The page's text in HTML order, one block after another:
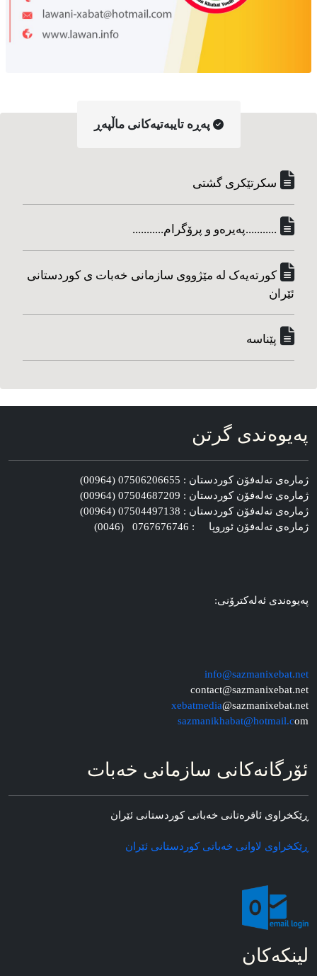
په‌ڕه‌ تایبه‌تیه‌کانی ماڵپه‌ڕ
سکرتێکری گشتی
...........په‌یره‌و و پرۆگرام...........
کورته‌یه‌ک له مێژووی سازمانی خه‌بات ی کوردستانی
ئێران
پێناسه‌
په‌یوه‌ندی گرتن
ژماره‌ی ته‌له‌فۆن کوردستان : 07506206655 (00964)
ژماره‌ی ته‌له‌فۆن کوردستان : 07504687209 (00964)
ژماره‌ی ته‌له‌فۆن کوردستان : 07504497138 (00964)
ژماره‌ی ته‌له‌فۆن ئوروپا : 0767676746 (0046)
په‌یوه‌ندی ئه‌له‌کترۆنی:
info@sazmanixebat.net
contact@sazmanixebat.net
xebatmedia@sazmanixebat.net
sazmanikhabat@hotmail.com
ئۆرگانه‌کانی سازمانی خه‌بات
ڕێکخراوی ئافره‌تانی خه‌باتی کوردستانی ئێران
ڕێکخراوی لاوانی خه‌باتی کوردستانی ئێران
لینکه‌کان